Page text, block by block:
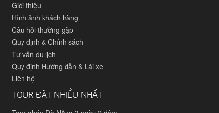
Giới thiệu
Hình ảnh khách hàng
Câu hỏi thường gặp
Quy định & Chính sách
Tư vấn du lịch
Quy định Hướng dẫn & Lái xe
Liên hệ
TOUR ĐẶT NHIỀU NHẤT